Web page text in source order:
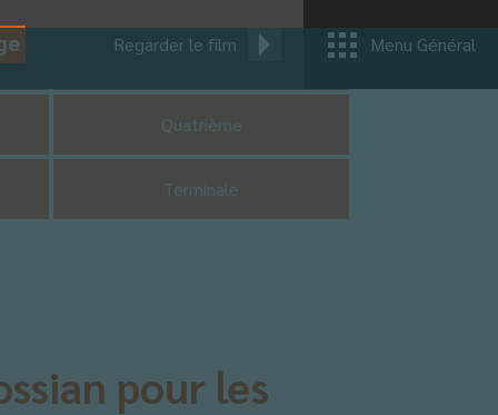
Regarder le film Menu Général
Quatrième
Terminale
pour les